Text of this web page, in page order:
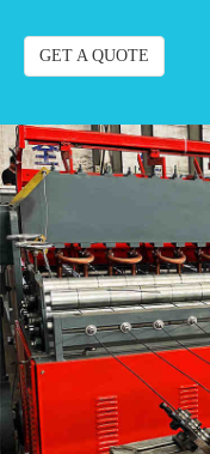
GET A QUOTE